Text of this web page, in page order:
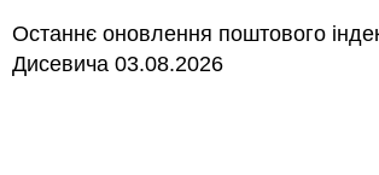
Останнє оновлення поштового
Дисевича 03.08.2026